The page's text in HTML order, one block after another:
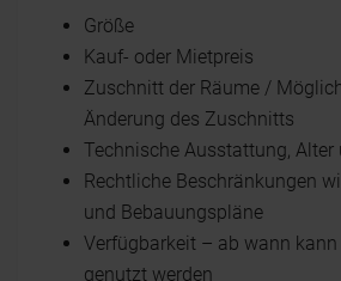
Größe
Kauf- oder Mietpreis
Zuschnitt der Räume /
Änderung des Zuschnitts
Technische Ausstattung, Alter
Rechtliche Beschränkungen
und Bebauungspläne
Verfügbarkeit – ab wann
genutzt werden